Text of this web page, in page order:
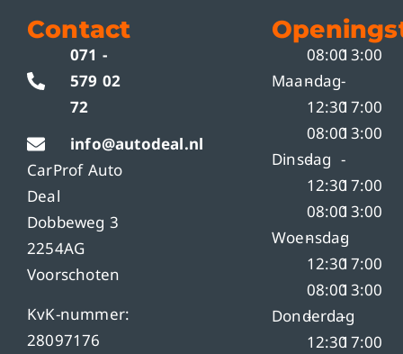
Contact
071 -
579 02
72
info@autodeal.nl
CarProf Auto
Deal
Dobbeweg 3
2254AG
Voorschoten
KvK-nummer:
28097176
Maandag
08:00
-
12:30
13:00
-
17:00
Dinsdag
08:00
-
12:30
13:00
-
17:00
Woensdag
08:00
-
12:30
13:00
-
17:00
Donderdag
08:00
-
12:30
13:00
-
17:00